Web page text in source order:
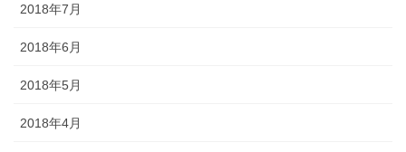
2018年7月
2018年6月
2018年5月
2018年4月